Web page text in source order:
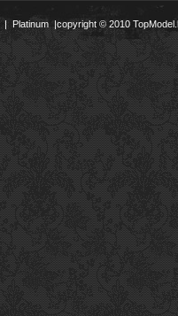
| Platinum |copyright © 2010